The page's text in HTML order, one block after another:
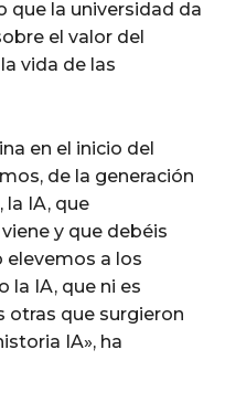
que la universidad da
el valor del
vida de las
en el inicio del
de la generación
la IA, que
y que debéis
a los
la IA, que ni es
otras que surgieron
IA», ha